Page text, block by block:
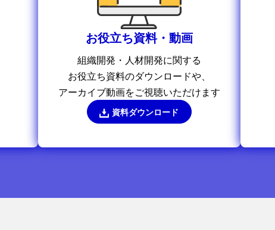
お役立ち資料・動画
組織開発・人材開発に関する
お役立ち資料のダウンロードや、
アーカイブ動画をご視聴いただけます
資料ダウンロード